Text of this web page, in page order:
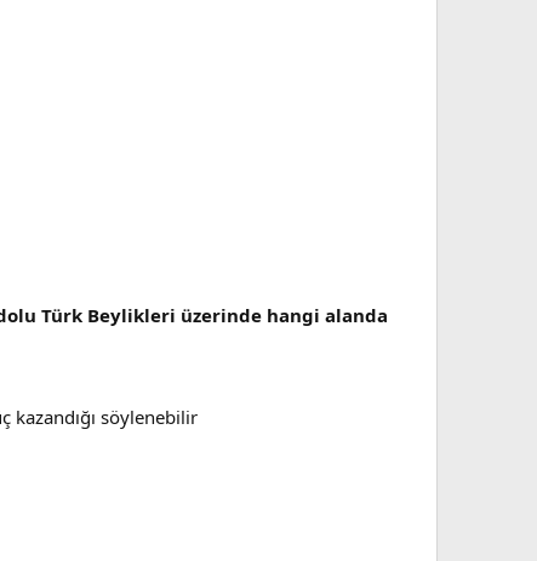
Türk Beylikleri üzerinde hangi alanda
kazandığı söylenebilir